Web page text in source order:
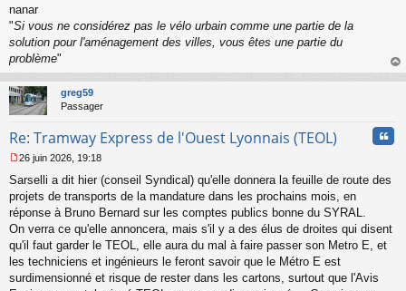
nanar
"Si vous ne considérez pas le vélo urbain comme une partie de la
solution pour l'aménagement des villes, vous êtes une partie du
problème"
au
greg59
Passager
Re: Tramway Express de l'Ouest Lyonnais (TEOL)
e
s
s
a
g
e
n
o
26 juin 2026, 19:18
Sarselli a dit hier (conseil Syndical) qu'elle donnera la feuille de route des
projets de transports de la mandature dans les prochains mois, en
réponse à Bruno Bernard sur les comptes publics bonne du SYRAL.
On verra ce qu'elle annoncera, mais s'il y a des élus de droites qui disent
qu'il faut garder le TEOL, elle aura du mal à faire passer son Metro E, et
les techniciens et ingénieurs le feront savoir que le Métro E est
surdimensionné et risque de rester dans les cartons, surtout que l'Avis